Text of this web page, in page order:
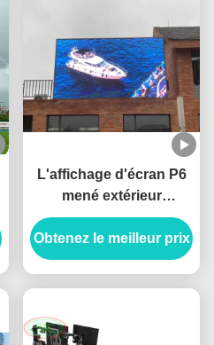
L'affichage d'écran P6
mené extérieur
imperméable avec
1920hz la vitesse de
régénération
Obtenez le meilleur prix